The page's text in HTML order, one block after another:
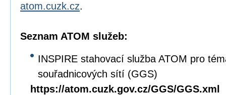
atom.cuzk.cz.
Seznam ATOM služeb:
INSPIRE stahovací služba ATOM pro
souřadnicových sítí (GGS)
https://atom.cuzk.gov.cz/GGS/GGS.xml